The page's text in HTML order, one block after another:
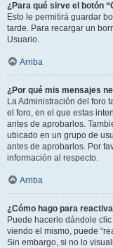
¿Para qué sirve el botón
Esto le permitirá guardar
tarde. Para recargar un
Usuario.
Arriba
¿Por qué mis mensajes
La Administración del foro
el foro, en el que estas
antes de aprobarlos.
ubicado en un grupo de
antes de aprobarlos. Por
información al respecto.
Arriba
¿Cómo hago para
Puede hacerlo dándole
viendo el mismo, puede
Sin embargo, si no lo